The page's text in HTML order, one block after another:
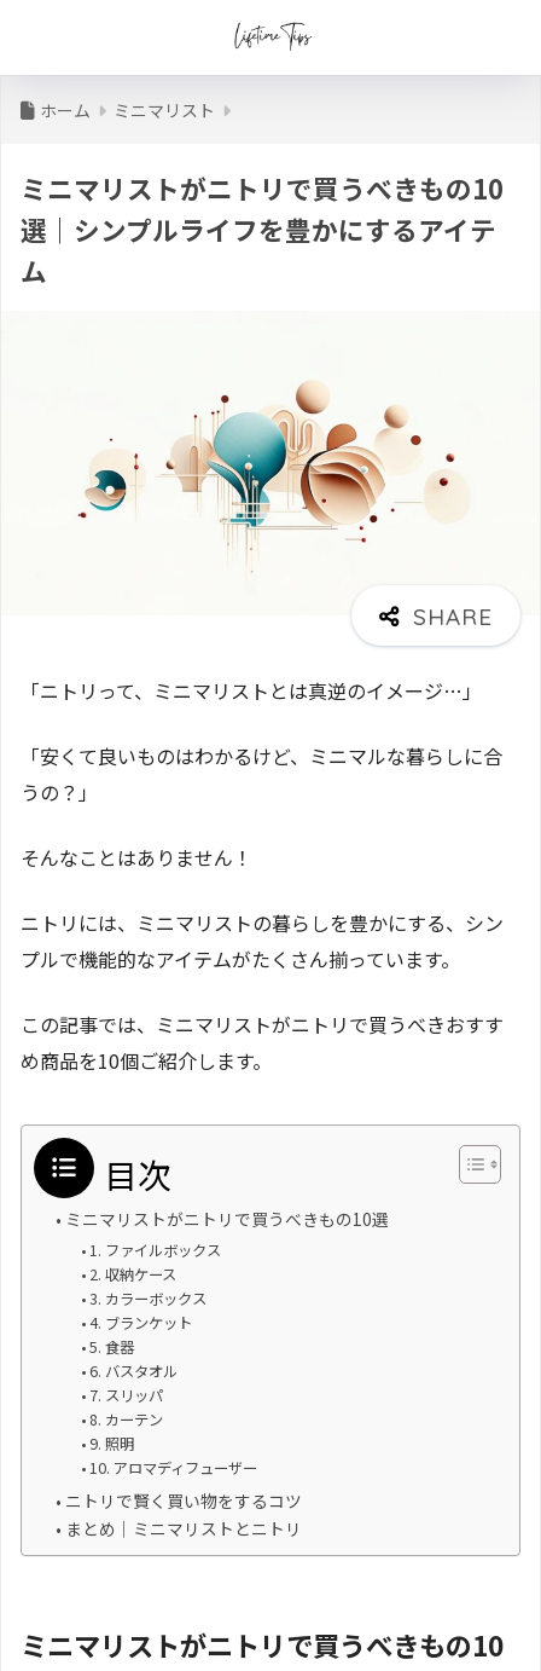
ホーム ミニマリスト
ミニマリストがニトリで買うべきもの10
選｜シンプルライフを豊かにするアイテ
ム
「ニトリって、ミニマリストとは真逆のイメージ…」
「安くて良いものはわかるけど、ミニマルな暮らしに合
うの？」
そんなことはありません！
ニトリには、ミニマリストの暮らしを豊かにする、シン
プルで機能的なアイテムがたくさん揃っています。
この記事では、ミニマリストがニトリで買うべきおすす
め商品を10個ご紹介します。
目次
ミニマリストがニトリで買うべきもの10選
1. ファイルボックス
2. 収納ケース
3. カラーボックス
4. ブランケット
5. 食器
6. バスタオル
7. スリッパ
8. カーテン
9. 照明
10. アロマディフューザー
ニトリで賢く買い物をするコツ
まとめ｜ミニマリストとニトリ
ミニマリストがニトリで買うべきもの10